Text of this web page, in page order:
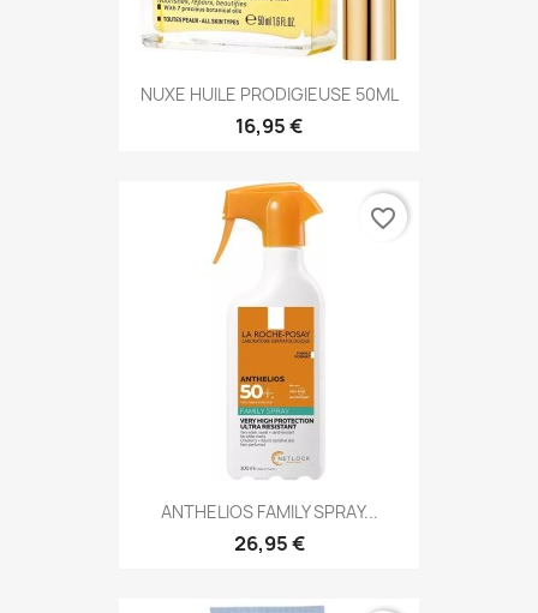
NUXE HUILE PRODIGIEUSE 50ML
16,95 €
ANTHELIOS FAMILY SPRAY...
26,95 €
favorite_border